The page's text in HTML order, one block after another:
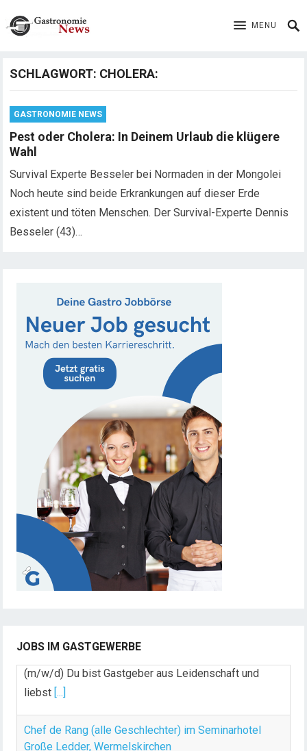
MENU
SCHLAGWORT: CHOLERA:
GASTRONOMIE NEWS
Pest oder Cholera: In Deinem Urlaub die klügere
Wahl
Survival Experte Besseler bei Normaden in der Mongolei
Noch heute sind beide Erkrankungen auf dieser Erde
existent und töten Menschen. Der Survival-Experte Dennis
Besseler (43)…
JOBS IM GASTGEWERBE
Chef de Rang (m/w/d) gesucht – Hotel 47° in
Konstanz
liebst[...]
Chef de Rang (alle Geschlechter) im Seminarhotel
Große Ledder, Wermelskirchen
Chef de Rang (alle Geschlechter) im Seminarhotel
Große Ledder, Wermelskirchen IHRE AUFGABEN UND